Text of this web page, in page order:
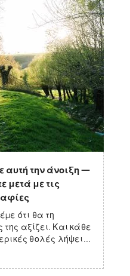
αυτή την άνοιξη —
μετά με τις
ότι θα τη
αξίζει. Και κάθε
θολές λήψει...